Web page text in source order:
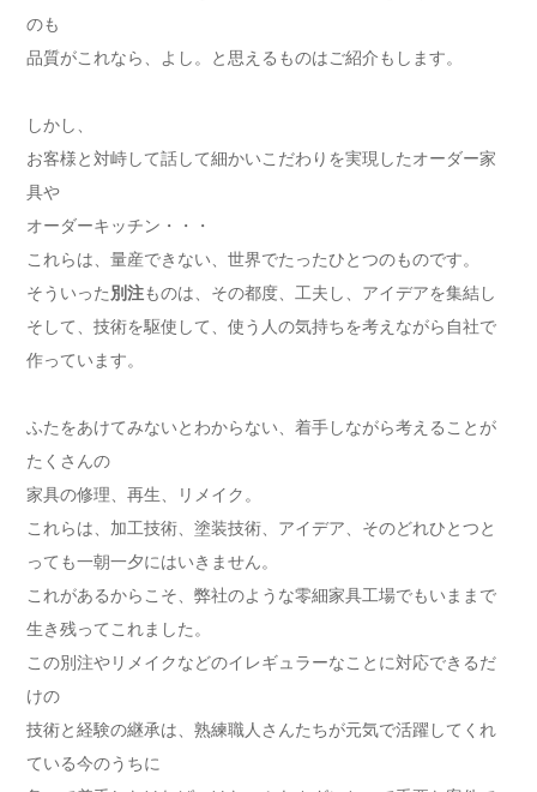
のも
品質がこれなら、よし。と思えるものはご紹介もします。
しかし、
お客様と対峙して話して細かいこだわりを実現したオーダー家
具や
オーダーキッチン・・・
これらは、量産できない、世界でたったひとつのものです。
そういった別注ものは、その都度、工夫し、アイデアを集結し
そして、技術を駆使して、使う人の気持ちを考えながら自社で
作っています。
ふたをあけてみないとわからない、着手しながら考えることが
たくさんの
家具の修理、再生、リメイク。
これらは、加工技術、塗装技術、アイデア、そのどれひとつと
っても一朝一夕にはいきません。
これがあるからこそ、弊社のような零細家具工場でもいままで
生き残ってこれました。
この別注やリメイクなどのイレギュラーなことに対応できるだ
けの
技術と経験の継承は、熟練職人さんたちが元気で活躍してくれ
ている今のうちに